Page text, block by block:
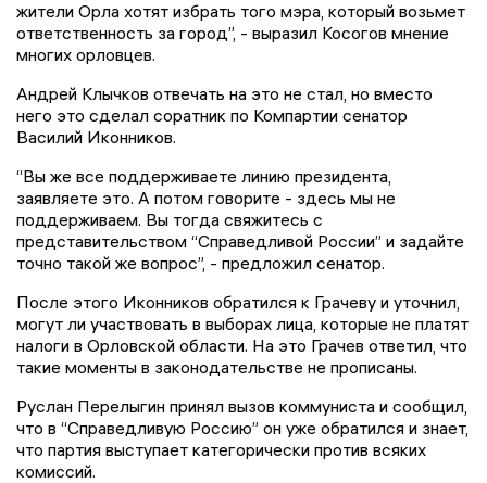
жители Орла хотят избрать того мэра, который возьмет
ответственность за город”, - выразил Косогов мнение
многих орловцев.
Андрей Клычков отвечать на это не стал, но вместо
него это сделал соратник по Компартии сенатор
Василий Иконников.
“Вы же все поддерживаете линию президента,
заявляете это. А потом говорите - здесь мы не
поддерживаем. Вы тогда свяжитесь с
представительством “Справедливой России” и задайте
точно такой же вопрос”, - предложил сенатор.
После этого Иконников обратился к Грачеву и уточнил,
могут ли участвовать в выборах лица, которые не платят
налоги в Орловской области. На это Грачев ответил, что
такие моменты в законодательстве не прописаны.
Руслан Перелыгин принял вызов коммуниста и сообщил,
что в “Справедливую Россию” он уже обратился и знает,
что партия выступает категорически против всяких
комиссий.